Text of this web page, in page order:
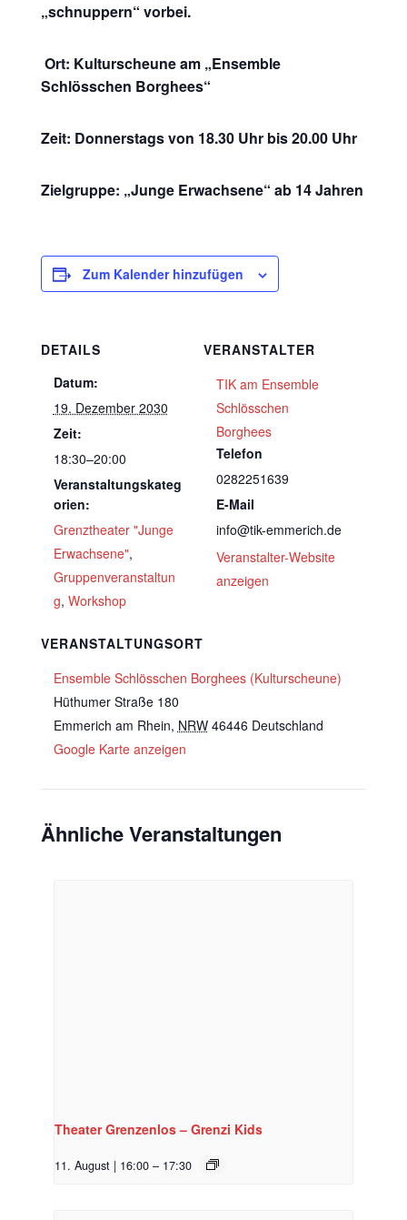
„schnuppern“ vorbei.
Ort: Kulturscheune am „Ensemble
Schlösschen Borghees“
Zeit: Donnerstags von 18.30 Uhr bis 20.00 Uhr
Zielgruppe: „Junge Erwachsene“ ab 14 Jahren
Zum Kalender hinzufügen
DETAILS
Datum:
19. Dezember 2030
Zeit:
18:30–20:00
Veranstaltungskateg
orien:
Grenztheater "Junge
Erwachsene",
Gruppenveranstaltun
g, Workshop
VERANSTALTUNGSORT
Ensemble Schlösschen Borghees (Kulturscheune)
Hüthumer Straße 180
Emmerich am Rhein, NRW 46446 Deutschland
Google Karte anzeigen
VERANSTALTER
TIK am Ensemble
Schlösschen
Borghees
Telefon
0282251639
E-Mail
info@tik-emmerich.de
Veranstalter-Website
anzeigen
Ähnliche Veranstaltungen
Theater Grenzenlos – Grenzi Kids
11. August | 16:00 – 17:30